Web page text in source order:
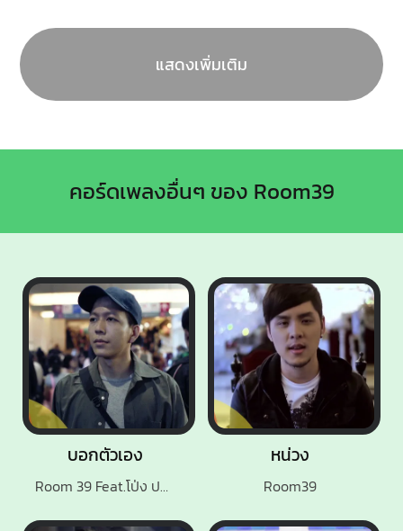
แสดงเพิ่มเติม
คอร์ดเพลงอื่นๆ ของ Room39
บอกตัวเอง
Room 39 Feat.โป่ง ปฐมพงศ์
หน่วง
Room39